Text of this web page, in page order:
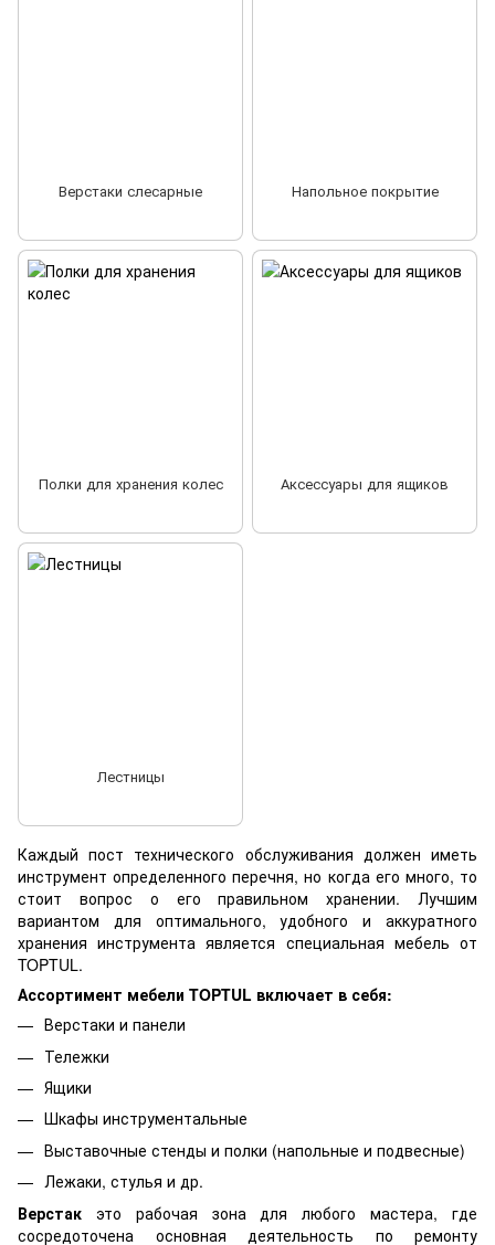
Каждый пост технического обслуживания должен иметь
инструмент определенного перечня, но когда его много, то
стоит вопрос о его правильном хранении. Лучшим
вариантом для оптимального, удобного и аккуратного
хранения инструмента является специальная мебель от
TOPTUL.
Ассортимент мебели TOPTUL включает в себя:
Верстаки и панели
Тележки
Ящики
Шкафы инструментальные
Выставочные стенды и полки (напольные и подвесные)
Лежаки, стулья и др.
Верстак это рабочая зона для любого мастера, где
сосредоточена основная деятельность по ремонту
Верстаки слесарные Напольное покрытие
Полки для хранения колес Аксессуары для ящиков
Лестницы